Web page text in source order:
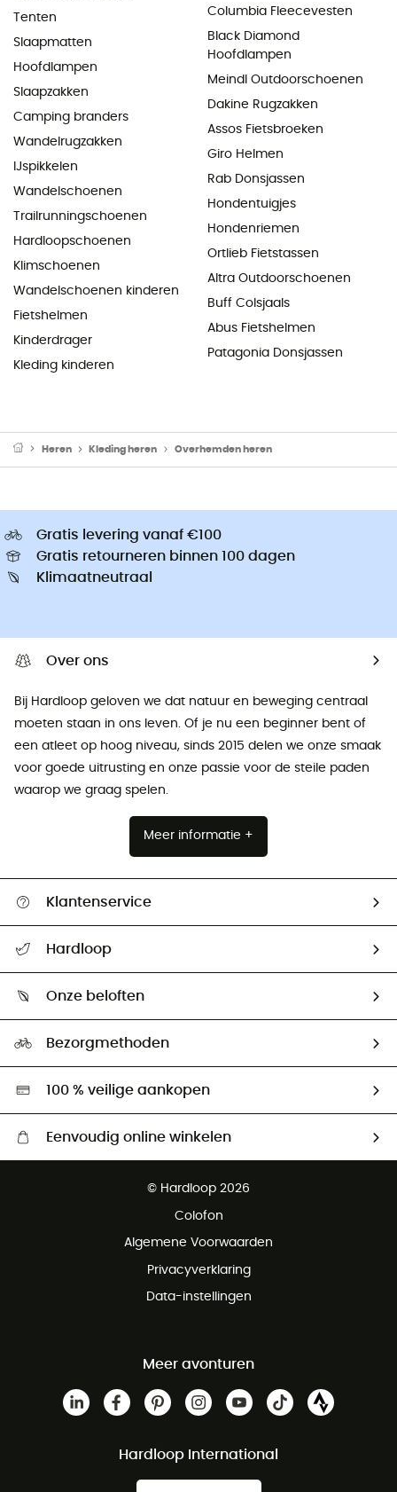
Tenten
Slaapmatten
Hoofdlampen
Slaapzakken
Camping branders
Wandelrugzakken
IJspikkelen
Wandelschoenen
Trailrunningschoenen
Hardloopschoenen
Klimschoenen
Wandelschoenen kinderen
Fietshelmen
Kinderdrager
Kleding kinderen
Columbia Fleecevesten
Black Diamond
Hoofdlampen
Meindl Outdoorschoenen
Dakine Rugzakken
Assos Fietsbroeken
Giro Helmen
Rab Donsjassen
Hondentuigjes
Hondenriemen
Ortlieb Fietstassen
Altra Outdoorschoenen
Buff Colsjaals
Abus Fietshelmen
Patagonia Donsjassen
Heren Kleding heren Overhemden heren
Gratis levering vanaf €100
Gratis retourneren binnen 100 dagen
Klimaatneutraal
Over ons
Bij Hardloop geloven we dat natuur en beweging centraal
moeten staan ​​in ons leven. Of je nu een beginner bent of
een atleet op hoog niveau, sinds 2015 delen we onze smaak
voor goede uitrusting en onze passie voor de steile paden
waarop we graag spelen.
Meer informatie +
Klantenservice
Mijn zending volgen
Retourzendingen & Terugbetalingen
Hardloop
Ambassadeurs
Onze beloften
Hardgreen
Bezorgmethoden
100 % veilige aankopen
Eenvoudig online winkelen
Gratis retourneren binnen 100 dagen
© Hardloop 2026
Colofon
Algemene Voorwaarden
Privacyverklaring
Data-instellingen
Meer avonturen
Hardloop International